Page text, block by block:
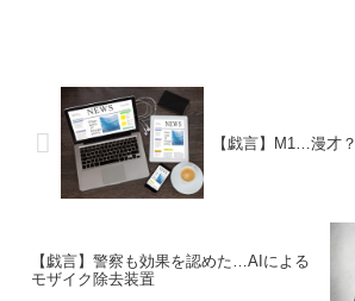
【戯言】M1…漫才？
【戯言】警察も効果を認めた…AIによる
モザイク除去装置